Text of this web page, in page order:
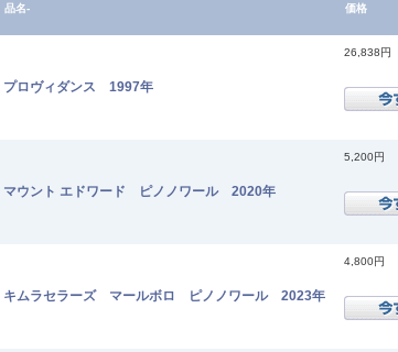
品名- 価格
プロヴィダンス 1997年
26,838円
マウント エドワード ピノノワール 2020年
5,200円
キムラセラーズ マールボロ ピノノワール 2023年
4,800円